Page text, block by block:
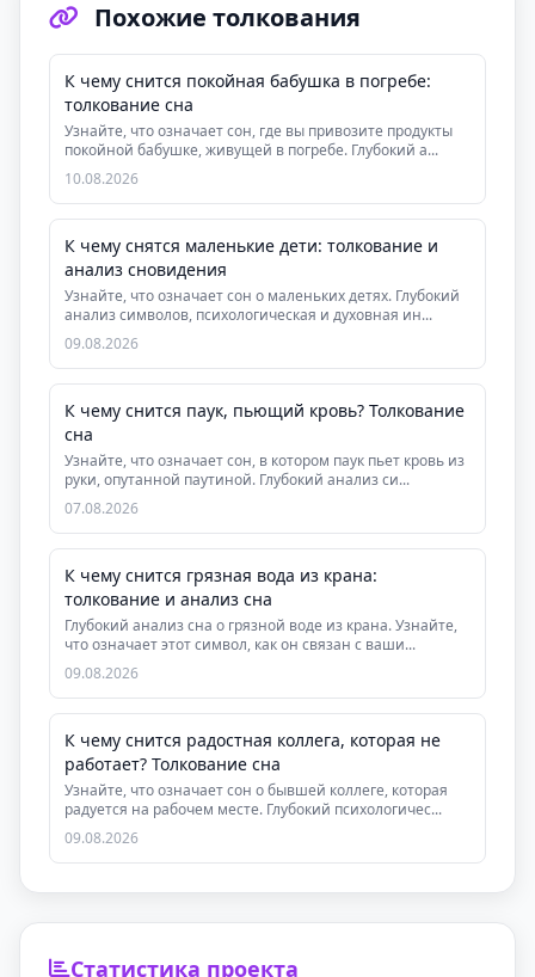
Похожие толкования
К чему снится покойная бабушка в погребе:
толкование сна
Узнайте, что означает сон, где вы привозите продукты
покойной бабушке, живущей в погребе. Глубокий а...
10.08.2026
К чему снятся маленькие дети: толкование и
анализ сновидения
Узнайте, что означает сон о маленьких детях. Глубокий
анализ символов, психологическая и духовная ин...
09.08.2026
К чему снится паук, пьющий кровь? Толкование
сна
Узнайте, что означает сон, в котором паук пьет кровь из
руки, опутанной паутиной. Глубокий анализ си...
07.08.2026
К чему снится грязная вода из крана:
толкование и анализ сна
Глубокий анализ сна о грязной воде из крана. Узнайте,
что означает этот символ, как он связан с ваши...
09.08.2026
К чему снится радостная коллега, которая не
работает? Толкование сна
Узнайте, что означает сон о бывшей коллеге, которая
радуется на рабочем месте. Глубокий психологичес...
09.08.2026
Статистика проекта